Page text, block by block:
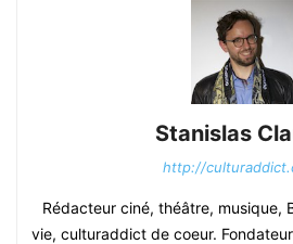
Stanislas
http://
Rédacteur ciné, théâtre, musique,
vie, culturaddict de coeur.